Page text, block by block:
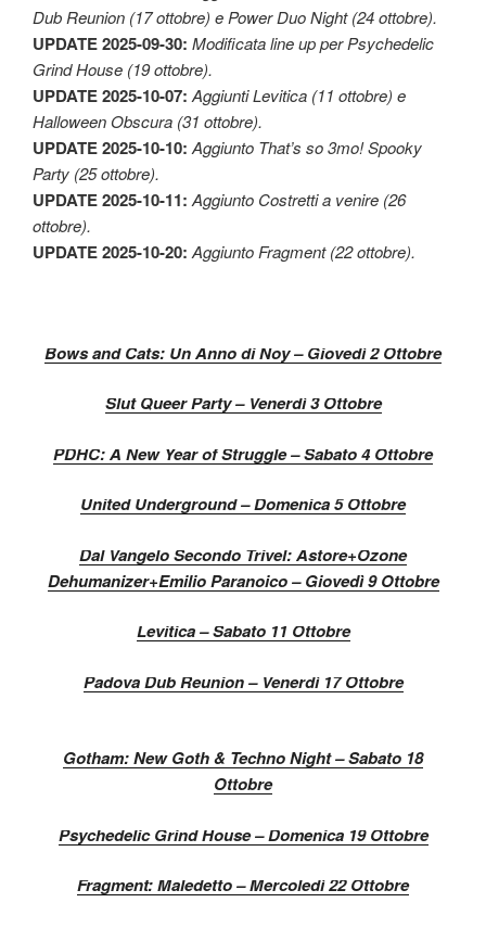
Dub Reunion (17 ottobre) e Power Duo Night (24 ottobre).
UPDATE 2025-09-30: Modificata line up per Psychedelic
Grind House (19 ottobre).
UPDATE 2025-10-07: Aggiunti Levitica (11 ottobre) e
Halloween Obscura (31 ottobre).
UPDATE 2025-10-10: Aggiunto That’s so 3mo! Spooky
Party (25 ottobre).
UPDATE 2025-10-11: Aggiunto Costretti a venire (26
ottobre).
UPDATE 2025-10-20: Aggiunto Fragment (22 ottobre).
Bows and Cats: Un Anno di Noy – Giovedì 2 Ottobre
Slut Queer Party – Venerdì 3 Ottobre
PDHC: A New Year of Struggle – Sabato 4 Ottobre
United Underground – Domenica 5 Ottobre
Dal Vangelo Secondo Trivel: Astore+Ozone
Dehumanizer+Emilio Paranoico – Giovedì 9 Ottobre
Levitica – Sabato 11 Ottobre
Padova Dub Reunion – Venerdì 17 Ottobre
Gotham: New Goth & Techno Night – Sabato 18
Ottobre
Psychedelic Grind House – Domenica 19 Ottobre
Fragment: Maledetto – Mercoledì 22 Ottobre